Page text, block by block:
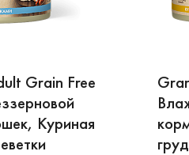
Grain Free
Куриная